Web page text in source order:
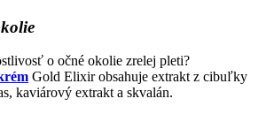
o očné okolie zrelej pleti?
Gold Elixir obsahuje extrakt z cibuľky
kaviárový extrakt a skvalán.